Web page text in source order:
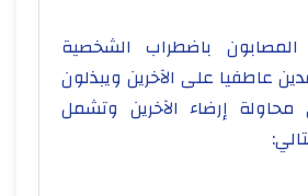
باضطراب الشخصية
عاطفيا على الآخرين ويبذلون
إرضاء الآخرين وتشمل